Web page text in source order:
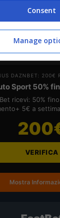
Mostra
DAZNBet
DAZNBET: 200€
Sport 50%
ricevi: 50%
5€ a
VERIFICA
Mostra
Consent
Manage